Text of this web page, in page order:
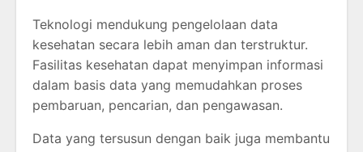
Teknologi mendukung pengelolaan data
kesehatan secara lebih aman dan terstruktur.
Fasilitas kesehatan dapat menyimpan informasi
dalam basis data yang memudahkan proses
pembaruan, pencarian, dan pengawasan.
Data yang tersusun dengan baik juga membantu